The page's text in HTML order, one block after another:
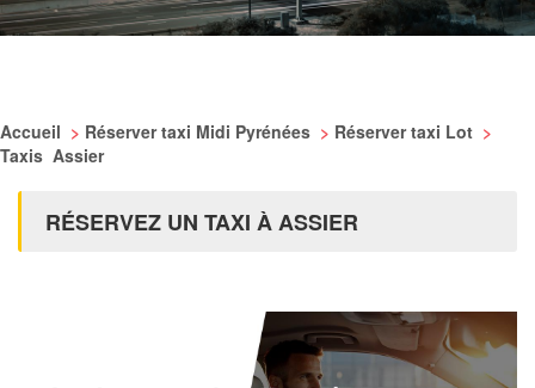
Accueil > Réserver taxi Midi Pyrénées > Réserver taxi Lot >
Taxis Assier
RÉSERVEZ UN TAXI À ASSIER